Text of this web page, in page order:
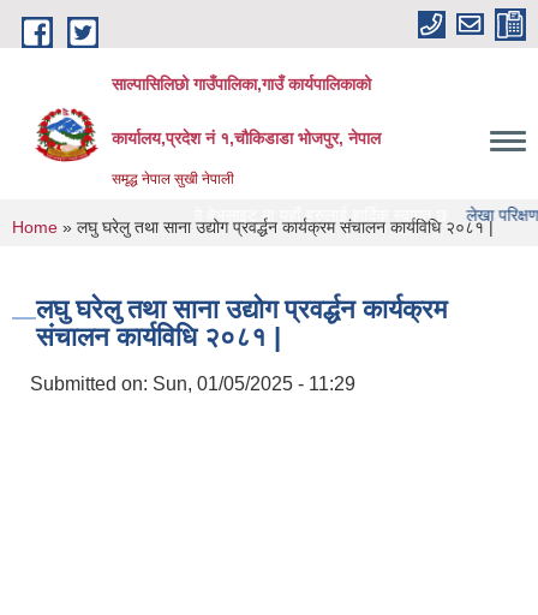
Skip to main content
साल्पासिलिछो गाउँपालिका,गाउँ कार्यपालिकाको
कार्यालय,प्रदेश नं १,चौकिडाडा भोजपुर, नेपाल
समृद्ध नेपाल सुखी नेपाली
गाउँपालिका को वेभसाइट मा यहाँ हरुलाई हार्दिक स्वागत छ लेखा परिक्षण गर्ने
You are here
Home » लघु घरेलु तथा साना उद्योग प्रवर्द्धन कार्यक्रम संचालन कार्यविधि २०८१ |
लघु घरेलु तथा साना उद्योग प्रवर्द्धन कार्यक्रम
संचालन कार्यविधि २०८१ |
Submitted on: Sun, 01/05/2025 - 11:29